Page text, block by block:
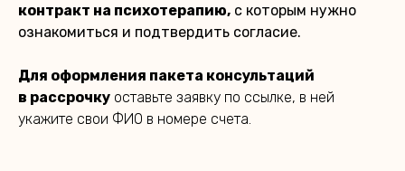
контракт на психотерапию, с которым нужно
ознакомиться и подтвердить согласие.
Для оформления пакета консультаций
в рассрочку оставьте заявку по ссылке, в ней
укажите свои ФИО в номере счета.